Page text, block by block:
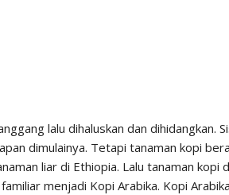
lalu dihaluskan dan dihidangkan.
dimulainya. Tetapi tanaman kopi
liar di Ethiopia. Lalu tanaman kopi
menjadi Kopi Arabika. Kopi